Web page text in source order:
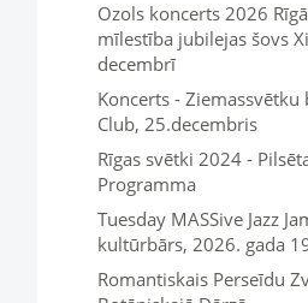
Ozols koncerts 2026
mīlestība jubilejas šovs
decembrī
Koncerts -
Club, 25.decembris
Rīgas svētki 2024 -
Programma
Tuesday MASSive Jazz
kultūrbārs, 2026. gada
Romantiskais Perseīdu